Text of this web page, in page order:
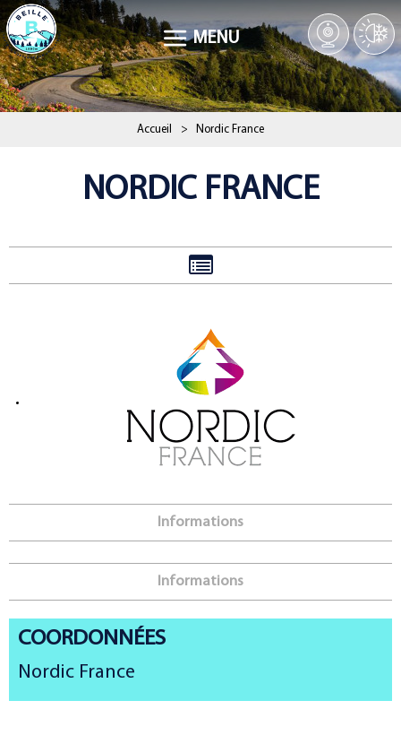
MENU
Accueil > Nordic France
NORDIC FRANCE
Informations
Informations
COORDONNÉES
Nordic France